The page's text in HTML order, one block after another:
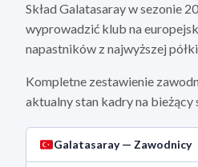
Skład Galatasaray w sezonie
wyprowadzić klub na
napastników z najwyższej
Kompletne zestawienie
aktualny stan kadry na bieżący
Galatasaray — Zawodnicy